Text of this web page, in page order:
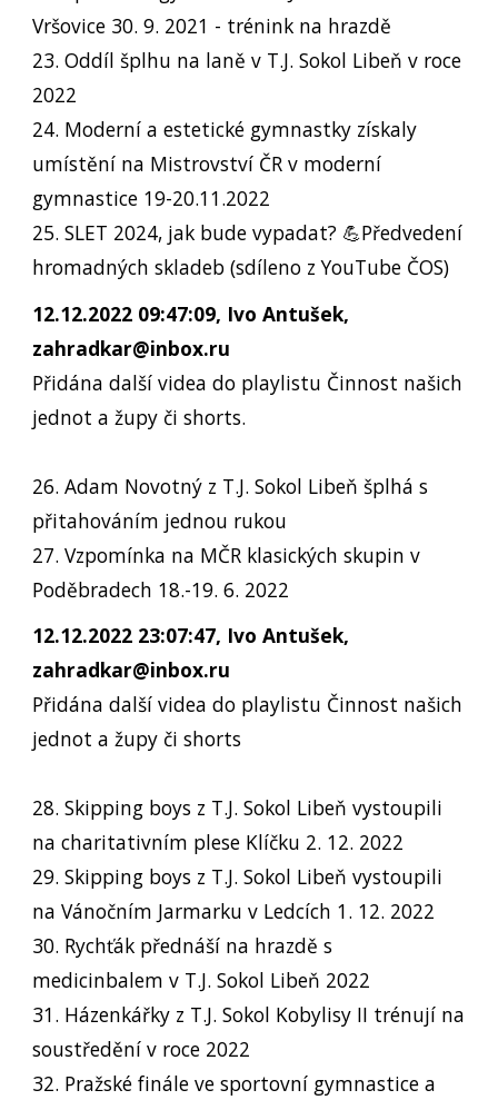
Vršovice 30. 9. 2021 - trénink na hrazdě
23. Oddíl šplhu na laně v T.J. Sokol Libeň v roce
2022
24. Moderní a estetické gymnastky získaly
umístění na Mistrovství ČR v moderní
gymnastice 19-20.11.2022
25. SLET 2024, jak bude vypadat? 💪Předvedení
hromadných skladeb (sdíleno z YouTube ČOS)
12.12.2022 09:47:09, Ivo Antušek,
zahradkar@inbox.ru
Přidána další videa do playlistu Činnost našich
jednot a župy či shorts.
26. Adam Novotný z T.J. Sokol Libeň šplhá s
přitahováním jednou rukou
27. Vzpomínka na MČR klasických skupin v
Poděbradech 18.-19. 6. 2022
12.12.2022 23:07:47, Ivo Antušek,
zahradkar@inbox.ru
Přidána další videa do playlistu Činnost našich
jednot a župy či shorts
28. Skipping boys z T.J. Sokol Libeň vystoupili
na charitativním plese Klíčku 2. 12. 2022
29. Skipping boys z T.J. Sokol Libeň vystoupili
na Vánočním Jarmarku v Ledcích 1. 12. 2022
30. Rychťák přednáší na hrazdě s
medicinbalem v T.J. Sokol Libeň 2022
31. Házenkářky z T.J. Sokol Kobylisy II trénují na
soustředění v roce 2022
32. Pražské finále ve sportovní gymnastice a